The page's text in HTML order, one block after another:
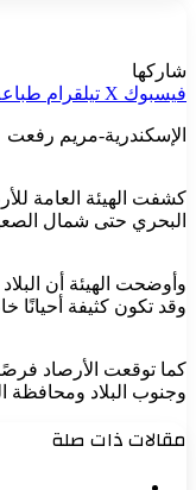
شاركها
فيسبوك ‫X تيلقرام
الإسكندرية-مريم رفعت
البحري حتى شمال
وأوضحت الهيئة أن
وقد تكون كثيفة أحيانًا
كما توقعت الأرصاد
وجنوب البلاد ومحافظة
مقالات ذات صلة